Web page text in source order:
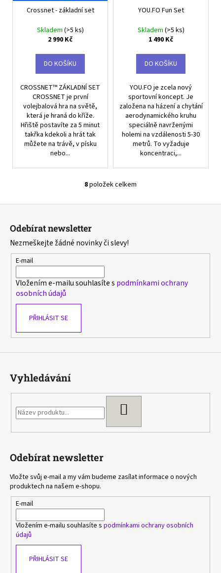
Crossnet - základní set
Skladem (>5 ks)
2 990 Kč
DO KOŠÍKU
CROSSNET™ ZÁKLADNÍ SET
CROSSNET je první
volejbalová hra na světě,
která je hraná do kříže.
Hřiště postavíte za 5 minut
takřka kdekoli a hrát tak
můžete na trávě, v písku
nebo...
YOU.FO Fun Set
Skladem (>5 ks)
1 490 Kč
DO KOŠÍKU
YOU.FO je zcela nový
sportovní koncept. Je
založena na házení a chytání
aerodynamického kruhu
speciálně navrženými
holemi na vzdálenosti 5-30
metrů. To vyžaduje
koncentraci,...
O
a
c
r
ý
p
8položek celkem
Odebírat newsletter
Nezmeškejte žádné novinky či slevy!
E-mail
Vložením e-mailu souhlasíte s podmínkami ochrany
osobních údajů
PŘIHLÁSIT SE
Vyhledávání
Odebírat newsletter
Vložte svůj e-mail a my vám budeme zasílat informace o nových
produktech na našem e-shopu.
E-mail
Vložením e-mailu souhlasíte s podmínkami ochrany osobních
údajů
PŘIHLÁSIT SE